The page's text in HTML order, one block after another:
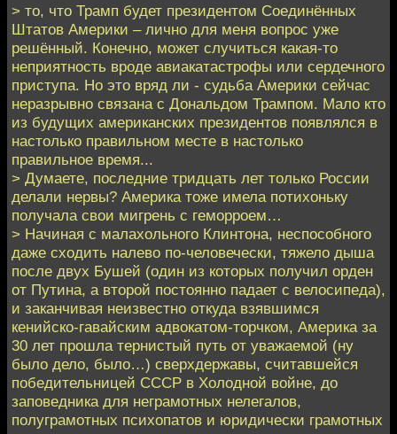
> то, что Трамп будет президентом Соединённых
Штатов Америки – лично для меня вопрос уже
решённый. Конечно, может случиться какая-то
неприятность вроде авиакатастрофы или сердечного
приступа. Но это вряд ли - судьба Америки сейчас
неразрывно связана с Дональдом Трампом. Мало кто
из будущих американских президентов появлялся в
настолько правильном месте в настолько
правильное время...
> Думаете, последние тридцать лет только России
делали нервы? Америка тоже имела потихоньку
получала свои мигрень с геморроем…
> Начиная с малахольного Клинтона, неспособного
даже сходить налево по-человечески, тяжело дыша
после двух Бушей (один из которых получил орден
от Путина, а второй постоянно падает с велосипеда),
и заканчивая неизвестно откуда взявшимся
кенийско-гавайским адвокатом-торчком, Америка за
30 лет прошла тернистый путь от уважаемой (ну
было дело, было…) сверхдержавы, считавшейся
победительницей СССР в Холодной войне, до
заповедника для неграмотных нелегалов,
полуграмотных психопатов и юридически грамотных